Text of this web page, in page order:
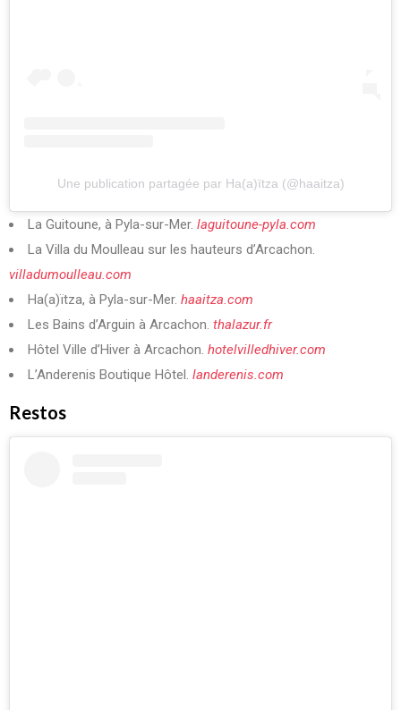
Une publication partagée par Ha(a)ïtza (@haaitza)
La Guitoune, à Pyla-sur-Mer. laguitoune-pyla.com
La Villa du Moulleau sur les hauteurs d’Arcachon.
villadumoulleau.com
Ha(a)ïtza, à Pyla-sur-Mer. haaitza.com
Les Bains d’Arguin à Arcachon. thalazur.fr
Hôtel Ville d’Hiver à Arcachon. hotelvilledhiver.com
L’Anderenis Boutique Hôtel. landerenis.com
Restos